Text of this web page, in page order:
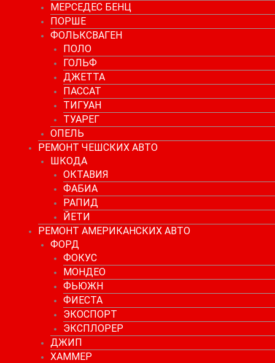
МЕРСЕДЕС БЕНЦ
ПОРШЕ
ФОЛЬКСВАГЕН
ПОЛО
ГОЛЬФ
ДЖЕТТА
ПАССАТ
ТИГУАН
ТУАРЕГ
ОПЕЛЬ
РЕМОНТ ЧЕШСКИХ АВТО
ШКОДА
ОКТАВИЯ
ФАБИА
РАПИД
ЙЕТИ
РЕМОНТ АМЕРИКАНСКИХ АВТО
ФОРД
ФОКУС
МОНДЕО
ФЬЮЖН
ФИЕСТА
ЭКОСПОРТ
ЭКСПЛОРЕР
ДЖИП
ХАММЕР